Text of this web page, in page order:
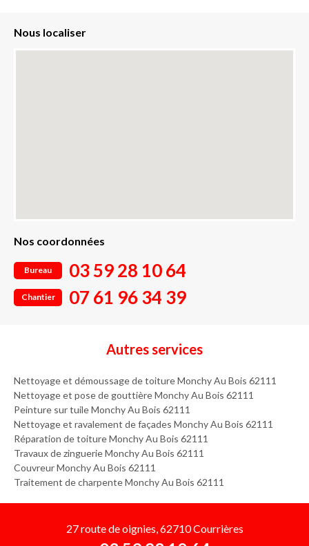
Nous localiser
Nos coordonnées
Bureau 03 59 28 10 64
Chantier 07 61 96 34 39
Autres services
Nettoyage et démoussage de toiture Monchy Au Bois 62111
Nettoyage et pose de gouttière Monchy Au Bois 62111
Peinture sur tuile Monchy Au Bois 62111
Nettoyage et ravalement de façades Monchy Au Bois 62111
Réparation de toiture Monchy Au Bois 62111
Travaux de zinguerie Monchy Au Bois 62111
Couvreur Monchy Au Bois 62111
Traitement de charpente Monchy Au Bois 62111
27 route de oignies, 62710 Courrières